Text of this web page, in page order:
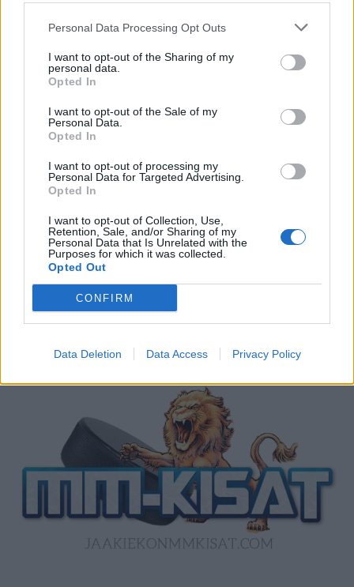
Personal Data Processing Opt Outs
I want to opt-out of the Sharing of my
personal data.
Opted In
I want to opt-out of the Sale of my
Personal Data.
Opted In
I want to opt-out of processing my
Personal Data for Targeted Advertising.
Opted In
I want to opt-out of Collection, Use,
Retention, Sale, and/or Sharing of my
Personal Data that Is Unrelated with the
Purposes for which it was collected.
Opted Out
CONFIRM
Data Deletion Data Access Privacy Policy
LIITTYVÄT ARTIKKELIT
MM-kullasta käytiin armoton vääntö –
Leijonat voitti maailmanmestaruuden
Tässä Leijonien kentälliset MM-finaaliin!
Huikeaa draamaa pronssiottelussa –
Norja kaatoi Kanadan jatkoajalla ja voitti
ensimmäisen MM-mitalinsa